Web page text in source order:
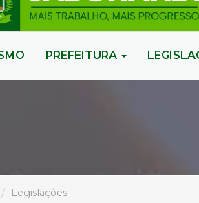
PREFEITURA
Legislações